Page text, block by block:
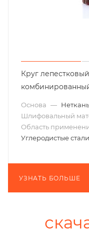
Круг
Основа —
Шлифовальный
Область
Углеродистые
УЗНАТЬ БОЛЬШЕ